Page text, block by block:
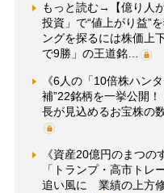
もっと読む→【億り人
投資」で“値上がり益”
ングを探るには株価上
で9勝」の王道銘…
《6人の「10倍株ハン
補”22銘柄を一挙公開
長が見込めるお宝株の
《資産20億円のまつの
「トランプ・高市トレ
追い風に 業績の上方